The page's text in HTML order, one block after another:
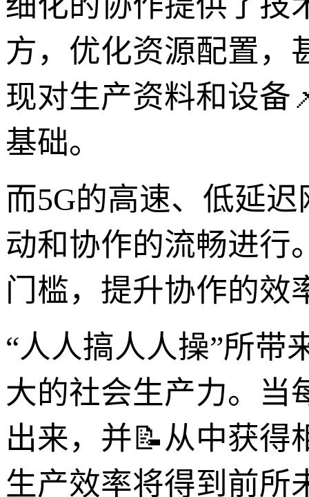
方，优化资源配置，
现对生产资料和设备
基础。
而5G的高速、低延
动和协作的流畅进行
门槛，提升协作的效
“人人搞人人操”所带
大的社会生产力。当
出来，并📝从中获得
生产效率将得到前所